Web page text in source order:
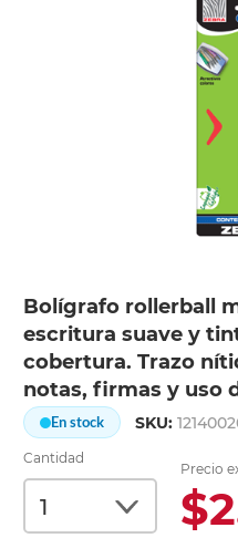
Bolígrafo rollerball
escritura suave y
cobertura. Trazo
notas, firmas y uso
En stock SKU:
Cantidad
Precio